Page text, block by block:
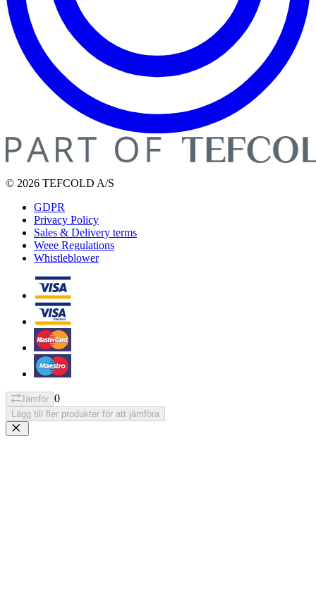
© 2026 TEFCOLD A/S
GDPR
Privacy Policy
Sales & Delivery terms
Weee Regulations
Whistleblower
Jämför 0
Lägg till fler produkter för att jämföra